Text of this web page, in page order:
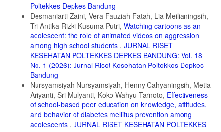
18. Liando LE, Amisi MD, Sanggelorang Y. Gambaran Aktivitas Fisik
Mahasiswa Semester Iv Fakultas Kesehatan Masyarakat Unsrat Saat
Pembatasan Sosial Masa Pandemi Covid -19. J Kesehat Masy.
2021;10(1):118-128.
19. Yusuf. Psikologi Perkembangan Anak Dan Remaja. Remaja
Rosdakarya; 2012.
20. J S, Widyatuti, Winarsih, W, B M. Pedoman Fasilitator Pendidik
Sebaya Dalam Pencegahan Penularan HIV Dan Penatalaksanaan
AIDS Pada Anak Jalanan. Kelompok Ilmu Keperawatan FIK UI; 2011.
21. Widyanti A, A M. Pendidikan Sebaya Untuk Remaja. Rineka
Cipta; 2010.
22. Meilianingsih L. The Effect of Peer Educator on The Behaviour
Poltekkes Depkes Bandung
Desmaniarti Zaini, Vera Fauziah Fatah, Lia Meilianingsih,
Tri Antika Rizki Kusuma Putri, Watching cartoons as an
adolescent: the role of animated videos on aggression
among high school students , JURNAL RISET
KESEHATAN POLTEKKES DEPKES BANDUNG: Vol. 18
No. 1 (2026): Jurnal Riset Kesehatan Poltekkes Depkes
Bandung
Nursyamsiyah Nursyamsiyah, Henny Cahyaningsih, Metia
Ariyanti, Sri Mulyanti, Koko Wahyu Tarnoto, Effectiveness
of school-based peer education on knowledge, attitudes,
and behavior of diabetes mellitus prevention among
adolescents , JURNAL RISET KESEHATAN POLTEKKES